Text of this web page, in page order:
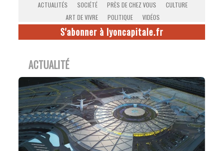
ACTUALITÉS SOCIÉTÉ PRÈS DE CHEZ VOUS
CULTURE
ART DE VIVRE
POLITIQUE VIDÉOS
S'abonner à lyoncapitale.fr
ACTUALITÉ